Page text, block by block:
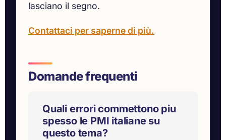
lasciano il segno.
Contattaci per saperne di più.
Domande frequenti
Quali errori commettono piu
spesso le PMI italiane su
questo tema?